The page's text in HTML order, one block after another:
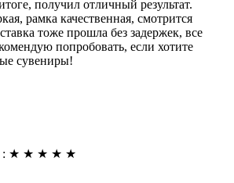
получил отличный результат.
рамка качественная, смотрится
тоже прошла без задержек, все
попробовать, если хотите
сувениры!
: ★ ★ ★ ★ ★